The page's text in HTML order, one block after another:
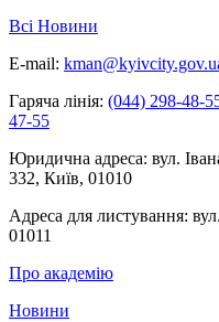
Всі Новини
E-mail:
Гаряча лінія: (044) 298-48-
47-55
Юридична адреса: вул.
332, Київ, 01010
Адреса для листування:
01011
Про академію
Новини